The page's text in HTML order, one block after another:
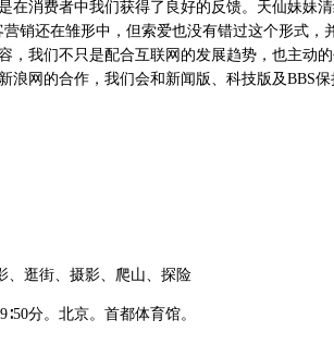
在消费者中我们获得了良好的反馈。天仙妹妹
销还在雏形中，但索爱也没有错过这个形式
，我们不只是配合互联网的发展趋势，也主动
浪网的合作，我们会和新闻版、科技版及BBS保
逛街、摄影、爬山、探险
分。北京。首都体育馆。